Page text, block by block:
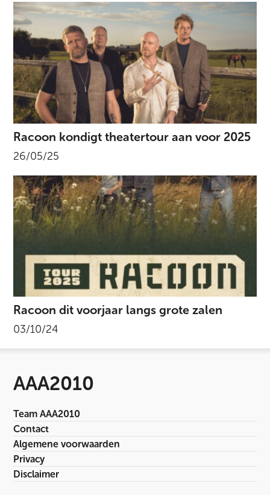
Racoon kondigt theatertour aan voor 2025
26/05/25
Racoon dit voorjaar langs grote zalen
03/10/24
AAA2010
Team AAA2010
Contact
Algemene voorwaarden
Privacy
Disclaimer